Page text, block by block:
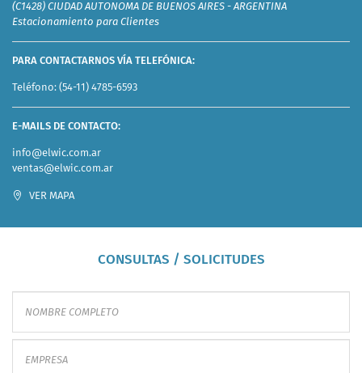
(C1428) CIUDAD AUTONOMA DE BUENOS AIRES - ARGENTINA
Estacionamiento para Clientes
PARA CONTACTARNOS VÍA TELEFÓNICA:
Teléfono:(54-11) 4785-6593
E-MAILS DE CONTACTO:
info@elwic.com.ar
ventas@elwic.com.ar
VER MAPA
CONSULTAS / SOLICITUDES